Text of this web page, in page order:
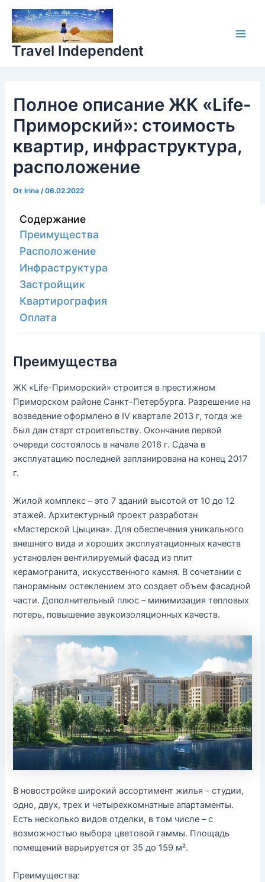
Перейти
содержимому
Travel Independent
Полное описание ЖК «Life-
Приморский»: стоимость
квартир, инфраструктура,
расположение
От Irina/06.02.2022
Содержание
Преимущества
Расположение
Инфраструктура
Застройщик
Квартирография
Оплата
Преимущества
ЖК «Life-Приморский» строится в престижном
Приморском районе Санкт-Петербурга. Разрешение на
возведение оформлено в IV квартале 2013 г, тогда же
был дан старт строительству. Окончание первой
очереди состоялось в начале 2016 г. Сдача в
эксплуатацию последней запланирована на конец 2017
г.
Жилой комплекс – это 7 зданий высотой от 10 до 12
этажей. Архитектурный проект разработан
«Мастерской Цыцина». Для обеспечения уникального
внешнего вида и хороших эксплуатационных качеств
установлен вентилируемый фасад из плит
керамогранита, искусственного камня. В сочетании с
панорамным остеклением это создает объем фасадной
части. Дополнительный плюс – минимизация тепловых
потерь, повышение звукоизоляционных качеств.
В новостройке широкий ассортимент жилья – студии,
одно, двух, трех и четырехкомнатные апартаменты.
Есть несколько видов отделки, в том числе – с
возможностью выбора цветовой гаммы. Площадь
помещений варьируется от 35 до 159 м².
Преимущества: